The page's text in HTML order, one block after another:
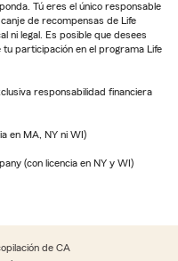
Tú eres el único responsable
de recompensas de Life
ni legal. Es posible que desees
participación en el programa Life
responsabilidad financiera
en MA, NY ni WI)
(con licencia en NY y WI)
de CA